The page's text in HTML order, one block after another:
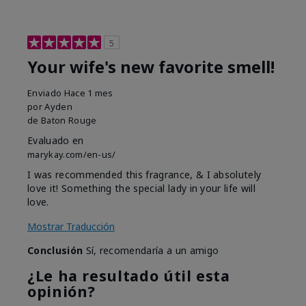
5
Your wife's new favorite smell!
Enviado Hace 1 mes
porAyden
de Baton Rouge
Evaluado en
marykay.com/en-us/
I was recommended this fragrance, & I absolutely
love it! Something the special lady in your life will
love.
Mostrar Traducción
Conclusión Sí, recomendaría a un amigo
¿Le ha resultado útil esta
opinión?